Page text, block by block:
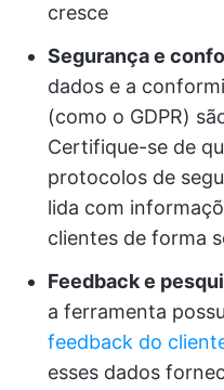
cresce
Segurança e
dados e a
(como o GDPR)
Certifique-se de
protocolos de
lida com
clientes de forma
Feedback e
a ferramenta
feedback do
esses dados